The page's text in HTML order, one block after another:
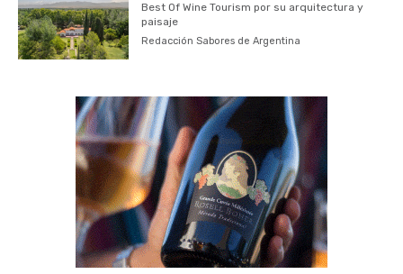
Best Of Wine Tourism por su arquitectura y
paisaje
Redacción Sabores de Argentina